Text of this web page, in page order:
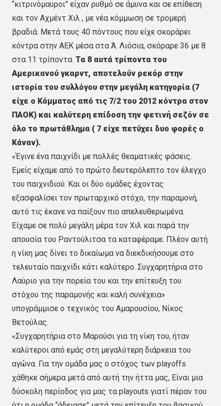
“κιτρινόμαυροι” είχαν ρυθμό σε άμυνα και σε επίθεση
και τον Αχμέντ Χιλ , με νέα κόμμωση σε τρομερή
βραδιά. Μετά τους 40 πόντους που είχε σκοράρει
κόντρα στην ΑΕΚ μέσα στα Ά. Λιόσια, σκόραρε 36 με 8
στα 11 τρίποντα. Τα 8 αυτά τρίποντα του
Αμερικανού γκαρντ, αποτελούν ρεκόρ στην
ιστορία του συλλόγου στην μεγάλη κατηγορία (7
είχε ο Κόμματος από τις 7/2 του 2012 κόντρα στον
ΠΑΟΚ) και καλύτερη επίδοση την φετινή σεζόν σε
όλο το πρωτάθλημα ( 7 είχε πετύχει δυο φορές ο
Κάναν).
«Έγινε ένα παιχνίδι με πολλές θεαματικές φάσεις.
Εμείς είχαμε από το πρώτο δευτερόλεπτο τον έλεγχο
του παιχνιδιού. Και οι δύο ομάδες έχοντας
εξασφαλίσει τον πρωταρχικό στόχο, την παραμονή,
αυτό τις έκανε να παίξουν πιο απελευθερωμένα.
Είχαμε σε πολύ μεγάλη μέρα τον Χιλ και παρά την
απουσία του Ραντούλιτσα τα καταφέραμε. Πλέον αυτή
η νίκη μας δίνει το δικαίωμα να διεκδικήσουμε στο
τελευταίο παιχνίδι κάτι καλύτερο. Συγχαρητήρια στο
Λαύριο για την πορεία του και την επίτευξη του
στόχου της παραμονής και καλή συνέχεια»
υπογράμμισε ο τεχνικός του Αμαρουσίου, Νίκος
Βετούλας.
«Συγχαρητήρια στο Μαρούσι για τη νίκη του, ήταν
καλύτεροι από εμάς στη μεγαλύτερη διάρκεια του
αγώνα. Για την ομάδα μας ο στόχος των playoffs
χάθηκε σήμερα μετά από αυτή την ήττα μας, Είναι μια
δύσκολη περίοδος για μας τα playouts γιατί πέραν του